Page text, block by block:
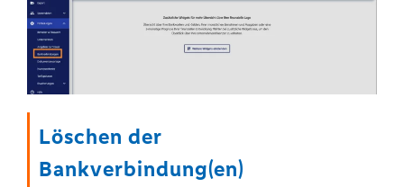
Löschen der
Bankverbindung(en)